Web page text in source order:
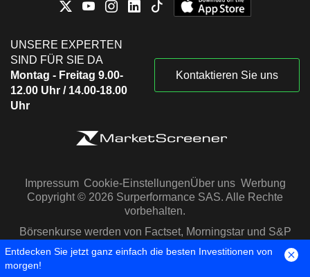
UNSERE EXPERTEN
SIND FÜR SIE DA
Montag - Freitag 9.00-
12.00 Uhr / 14.00-18.00
Uhr
Kontaktieren Sie uns
Impressum Cookie-EinstellungenÜber uns Werbung
Copyright © 2026 Surperformance SAS. Alle Rechte
vorbehalten.
Börsenkurse werden von Factset, Morningstar und S&P
Capital IQ zur Verfügung gestellt
Entdecken Sie jetzt ganz einfach die besten Investitionen von
morgen!